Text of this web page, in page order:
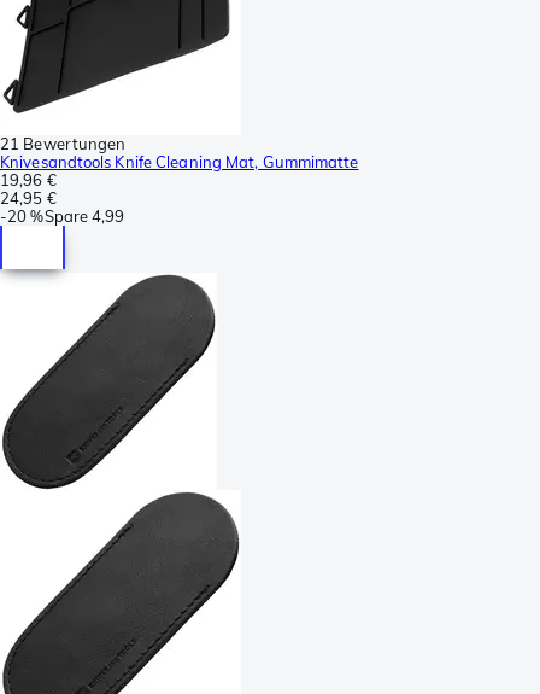
21 Bewertungen
Knivesandtools Knife Cleaning Mat, Gummimatte
19,96 €
24,95 €
-20 %Spare4,99